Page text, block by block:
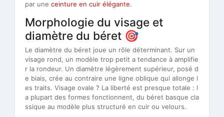
par une ceinture en cuir élégante.
Morphologie du visage et
diamètre du béret 🎯
Le diamètre du béret joue un rôle déterminant. Sur un
visage rond, un modèle trop petit a tendance à amplifie
r la rondeur. Un diamètre légèrement supérieur, posé d
e biais, crée au contraire une ligne oblique qui allonge l
es traits. Visage ovale ? La liberté est presque totale : l
a plupart des formes fonctionnent, du béret basque cla
ssique au modèle plus structuré en cuir ou velours.